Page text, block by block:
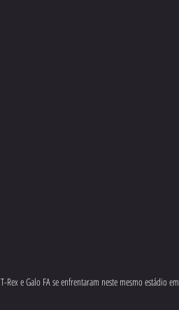
T-Rex e Galo FA se enfrentaram neste mesmo estádio